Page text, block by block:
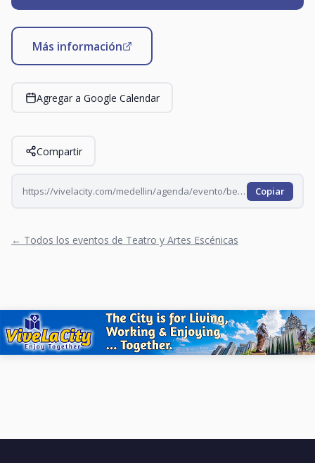
Más información
Agregar a Google Calendar
Compartir
https://vivelacity.com/medellin/agenda/evento/bestias-de-la-comedia-2026-06-20 Copiar
← Todos los eventos de Teatro y Artes Escénicas